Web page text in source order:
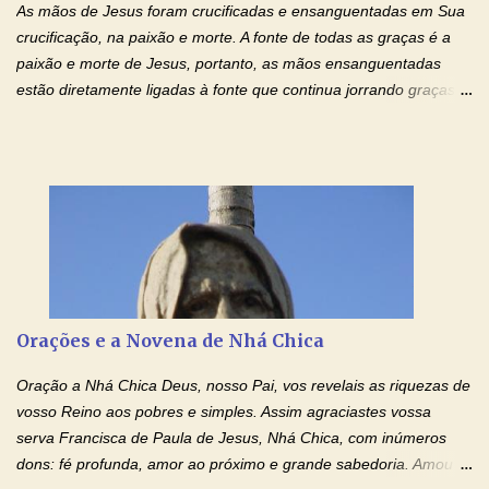
As mãos de Jesus foram crucificadas e ensanguentadas em Sua
crucificação, na paixão e morte. A fonte de todas as graças é a
paixão e morte de Jesus, portanto, as mãos ensanguentadas
estão diretamente ligadas à fonte que continua jorrando graças
ensanguentadas, chagadas e abertas, sobre mim, neste
momento. Sinto-me completamente sem forças para prosseguir,
carregando as minhas cruzes. Preciso que a força e o poder de
Tuas Mãos, que suportaram a mais profunda dor ao serem
pregadas na Cruz, reergam-me e curem-me agora. Jesus, não
peço somente por mim, mas também por todos aqueles que mais
amo. Nós precisamos desesperadamente de cura física e
espiritual, através do toque consolador de tuas Mãos
ensanguentadas e infinitamente poderosas. Eu reconheço,
apesar de toda a minha limitação e da infinidade dos meus ...
Orações e a Novena de Nhá Chica
Oração a Nhá Chica Deus, nosso Pai, vos revelais as riquezas de
vosso Reino aos pobres e simples. Assim agraciastes vossa
serva Francisca de Paula de Jesus, Nhá Chica, com inúmeros
dons: fé profunda, amor ao próximo e grande sabedoria. Amou a